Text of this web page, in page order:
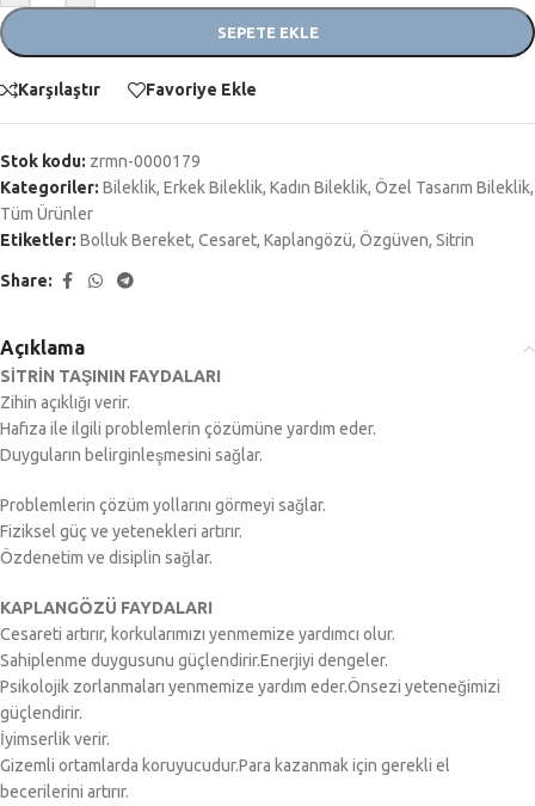
SEPETE EKLE
Karşılaştır Favoriye Ekle
Stok kodu: zrmn-0000179
Kategoriler: Bileklik, Erkek Bileklik, Kadın Bileklik, Özel Tasarım Bileklik,
Tüm Ürünler
Etiketler: Bolluk Bereket, Cesaret, Kaplangözü, Özgüven, Sitrin
Share:
Açıklama
SİTRİN TAŞININ FAYDALARI
Zihin açıklığı verir.
Hafıza ile ilgili problemlerin çözümüne yardım eder.
Duyguların belirginleşmesini sağlar.
Problemlerin çözüm yollarını görmeyi sağlar.
Fiziksel güç ve yetenekleri artırır.
Özdenetim ve disiplin sağlar.
KAPLANGÖZÜ FAYDALARI
Cesareti artırır, korkularımızı yenmemize yardımcı olur.
Sahiplenme duygusunu güçlendirir.Enerjiyi dengeler.
Psikolojik zorlanmaları yenmemize yardım eder.Önsezi yeteneğimizi
güçlendirir.
İyimserlik verir.
Gizemli ortamlarda koruyucudur.Para kazanmak için gerekli el
becerilerini artırır.